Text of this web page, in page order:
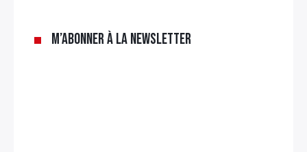
M’abonner à la newsletter